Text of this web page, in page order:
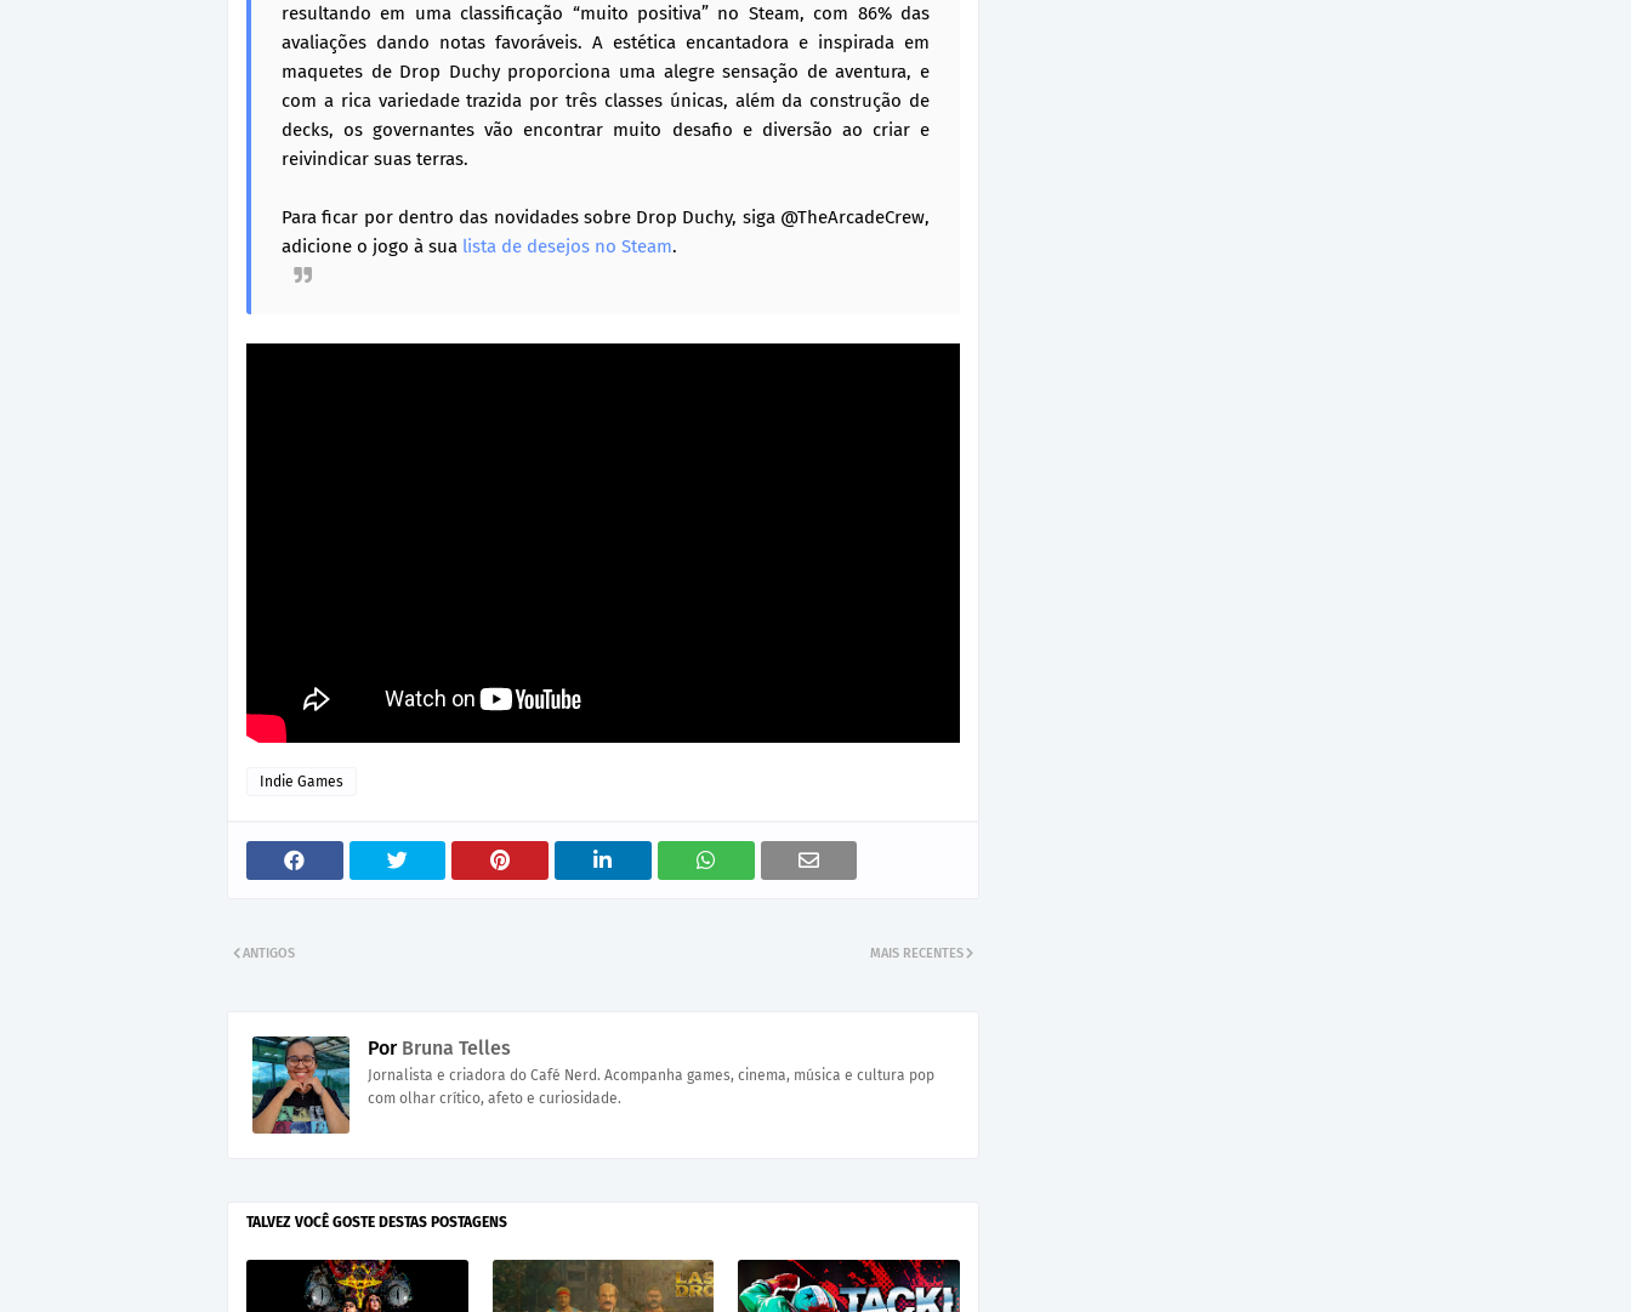
resultando em uma classificação “muito positiva” no Steam, com 86% das
avaliações dando notas favoráveis. A estética encantadora e inspirada em
maquetes de Drop Duchy proporciona uma alegre sensação de aventura, e
com a rica variedade trazida por três classes únicas, além da construção de
decks, os governantes vão encontrar muito desafio e diversão ao criar e
reivindicar suas terras.
Para ficar por dentro das novidades sobre Drop Duchy, siga @TheArcadeCrew,
adicione o jogo à sua lista de desejos no Steam.
Indie Games
MAIS RECENTES
ANTIGOS
PorBruna Telles
Jornalista e criadora do Café Nerd. Acompanha games, cinema, música e cultura pop
com olhar crítico, afeto e curiosidade.
TALVEZ VOCÊ GOSTE DESTAS POSTAGENS